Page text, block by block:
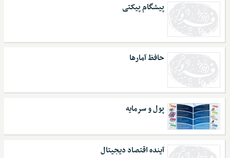
پیشگام پیکتی
حافظ آمارها
پول و سرمایه
آینده اقتصاد دیجیتال